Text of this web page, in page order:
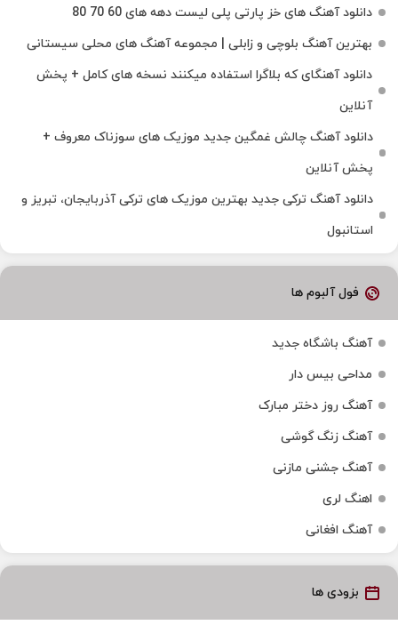
دانلود آهنگ های خز پارتی پلی لیست دهه های 60 70 80
بهترین آهنگ بلوچی و زابلی | مجموعه آهنگ‌ های محلی سیستانی
دانلود آهنگای که بلاگرا استفاده میکنند نسخه های کامل + پخش
آنلاین
دانلود آهنگ چالش غمگین جدید موزیک های سوزناک معروف +
پخش آنلاین
دانلود آهنگ ترکی جدید بهترین موزیک‌ های ترکی آذربایجان، تبریز و
استانبول
فول آلبوم ها
آهنگ باشگاه جدید
مداحی بیس دار
آهنگ روز دختر مبارک
آهنگ زنگ گوشی
آهنگ جشنی مازنی
اهنگ لری
آهنگ افغانی
بزودی ها